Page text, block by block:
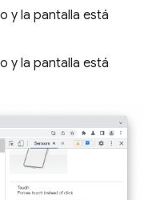
y la pantalla está
y la pantalla está